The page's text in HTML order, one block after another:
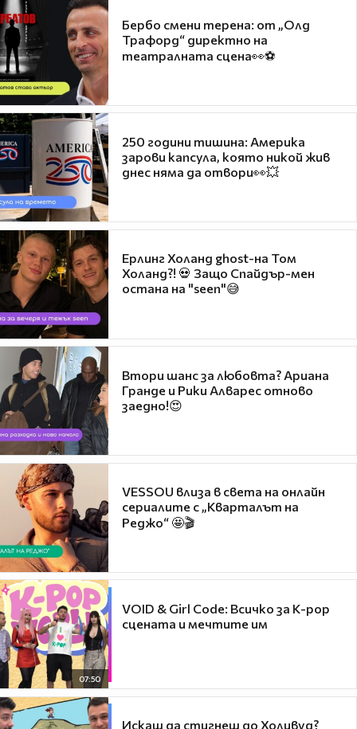
Бербо смени терена: от „Олд
Трафорд“ директно на
театралната сцена👀⚽
250 години тишина: Америка
зарови капсула, която никой жив
днес няма да отвори👀💥
Ерлинг Холанд ghost-на Том
Холанд?! 💀 Защо Спайдър-мен
остана на "seen"😅
Втори шанс за любовта? Ариана
Гранде и Рики Алварес отново
заедно!😍
VESSOU влиза в света на онлайн
сериалите с „Кварталът на
Реджо“ 🤩🎬
07:50
VOID & Girl Code: Всичко за K-pop
сцената и мечтите им
Искаш да стигнеш до Холивуд?